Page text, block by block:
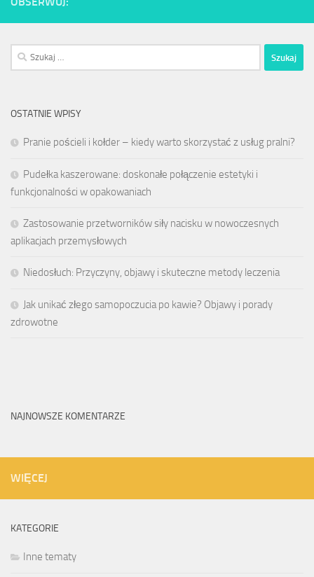
Szukaj:
OSTATNIE WPISY
Pranie pościeli i kołder – kiedy warto skorzystać z usług pralni?
Pudełka kaszerowane: doskonałe połączenie estetyki i
funkcjonalności w opakowaniach
Zastosowanie przetworników siły nacisku w nowoczesnych
aplikacjach przemysłowych
Niedosłuch: Przyczyny, objawy i skuteczne metody leczenia
Jak unikać złego samopoczucia po kawie? Objawy i porady
zdrowotne
NAJNOWSZE KOMENTARZE
WIĘCEJ
KATEGORIE
Inne tematy